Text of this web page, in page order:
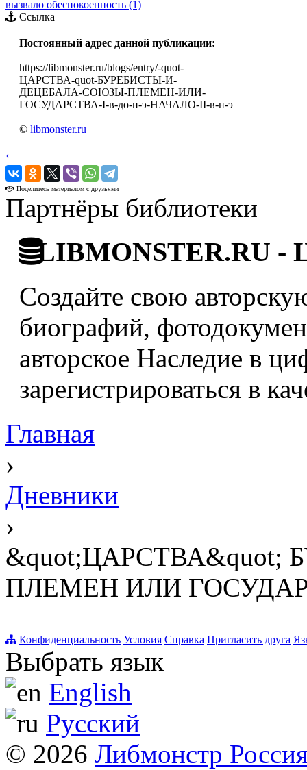
вызвало обеспокоенность (1)
Ссылка
Постоянный адрес данной публикации:
https://libmonster.ru/blogs/entry/-quot-
ЦАРСТВА-quot-БУРЕБИСТЫ-И-
ДЕЦЕБАЛА-СОЮЗЫ-ПЛЕМЕН-ИЛИ-
ГОСУДАРСТВА-I-в-до-н-э-НАЧАЛО-II-в-н-э
© libmonster.ru
‹
›
Поделитесь материалом с друзьями
Партнёры библиотеки
LIBMONSTER.RU -
Создайте свою
биографий,
авторское Наследие в
зарегистрироваться в
Главная
›
Дневники
›
ПЛЕМЕН ИЛИ
Конфиденциальность Условия Справка Пригласить друга
Выбрать язык
English
Русский
© 2026 Либмонстр